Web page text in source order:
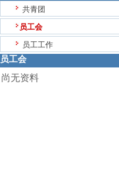
共青团
员工会
员工工作
员工会
尚无资料